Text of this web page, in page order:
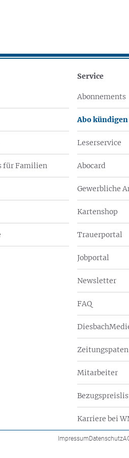
für Familien
Service
Abonnements
Abo
Leserservice
Abocard
Gewerbliche
Kartenshop
Trauerportal
Jobportal
Newsletter
FAQ
Zeitungspaten
Mitarbeiter
Karriere bei
ImpressumDatenschutz